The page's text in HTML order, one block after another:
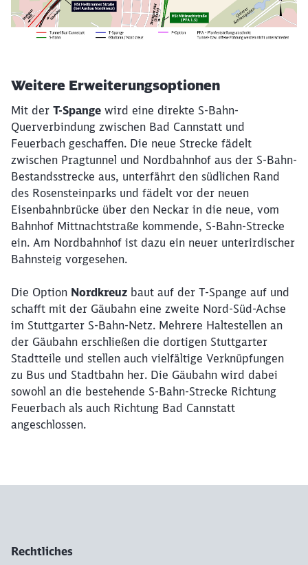
Weitere Erweiterungsoptionen
Mit der T-Spange wird eine direkte S-Bahn-
Querverbindung zwischen Bad Cannstatt und
Feuerbach geschaffen. Die neue Strecke fädelt
zwischen Pragtunnel und Nordbahnhof aus der S-Bahn-
Bestandsstrecke aus, unterfährt den südlichen Rand
des Rosensteinparks und fädelt vor der neuen
Eisenbahnbrücke über den Neckar in die neue, vom
Bahnhof Mittnachtstraße kommende, S-Bahn-Strecke
ein. Am Nordbahnhof ist dazu ein neuer unterirdischer
Bahnsteig vorgesehen.
Die Option Nordkreuz baut auf der T-Spange auf und
schafft mit der Gäubahn eine zweite Nord-Süd-Achse
im Stuttgarter S-Bahn-Netz. Mehrere Haltestellen an
der Gäubahn erschließen die dortigen Stuttgarter
Stadtteile und stellen auch vielfältige Verknüpfungen
zu Bus und Stadtbahn her. Die Gäubahn wird dabei
sowohl an die bestehende S-Bahn-Strecke Richtung
Feuerbach als auch Richtung Bad Cannstatt
angeschlossen.
Rechtliches
Schließen
Möchten Sie zuweitergeleitet
werden?
Abbrechen Weiter